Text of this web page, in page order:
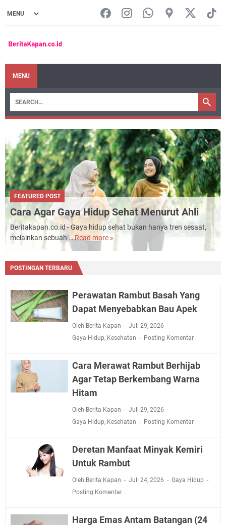
MENU
FEATURED POST
Cara Agar Gaya Hidup Sehat Menurut Ahli
Beritakapan.co.id - Gaya hidup sehat bukan hanya tren sesaat,
melainkan sebuah …Read more »
Agar
Menurut
POSTINGAN TERBARU
Perawatan Rambut Basah Yang
Dapat Menyebabkan Bau Apek
Oleh Berita Kapan
Juli 29, 2026
Gaya Hidup, Kesehatan Posting Komentar
Cara Merawat Rambut Berhijab
Agar Tetap Berkembang Warna
Hitam
Oleh Berita Kapan
Juli 29, 2026
Gaya Hidup, Kesehatan Posting Komentar
Deretan Manfaat Minyak Kemiri
Untuk Rambut
Oleh Berita Kapan Juli 24, 2026
Gaya Hidup
Posting Komentar
Harga Emas Antam Batangan (24